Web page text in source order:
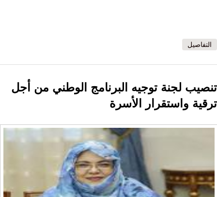
التفاصيل
تنصيب لجنة توجيه البرنامج الوطني من أجل
ترقية واستقرار الأسرة